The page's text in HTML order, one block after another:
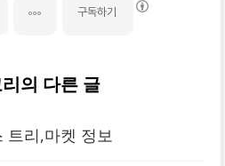
구독하기
의 다른 글
트리,마켓 정보